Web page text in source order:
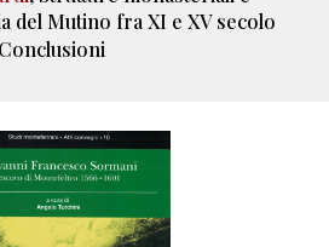
del Mutino fra XI e XV secolo